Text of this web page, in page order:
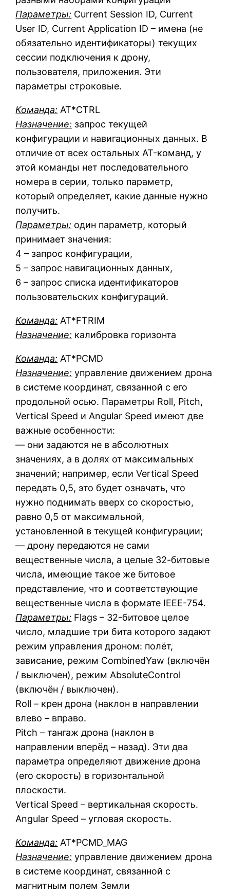
Параметры: Current Session ID, Current
User ID, Current Application ID – имена (не
обязательно идентификаторы) текущих
сессии подключения к дрону,
пользователя, приложения. Эти
параметры строковые.
Команда: AT*CTRL
Назначение: запрос текущей
конфигурации и навигационных данных. В
отличие от всех остальных AT-команд, у
этой команды нет последовательного
номера в серии, только параметр,
который определяет, какие данные нужно
получить.
Параметры: один параметр, который
принимает значения:
4 – запрос конфигурации,
5 – запрос навигационных данных,
6 – запрос списка идентификаторов
пользовательских конфигураций.
Команда: AT*FTRIM
Назначение: калибровка горизонта
Команда: AT*PCMD
Назначение: управление движением дрона
в системе координат, связанной с его
продольной осью. Параметры Roll, Pitch,
Vertical Speed и Angular Speed имеют две
важные особенности:
— они задаются не в абсолютных
значениях, а в долях от максимальных
значений; например, если Vertical Speed
передать 0,5, это будет означать, что
нужно поднимать вверх со скоростью,
равно 0,5 от максимальной,
установленной в текущей конфигурации;
— дрону передаются не сами
вещественные числа, а целые 32-битовые
числа, имеющие такое же битовое
представление, что и соответствующие
вещественные числа в формате IEEE-754.
Параметры: Flags – 32-битовое целое
число, младшие три бита которого задают
режим управления дроном: полёт,
зависание, режим CombinedYaw (включён
/ выключен), режим AbsoluteControl
(включён / выключен).
Roll – крен дрона (наклон в направлении
влево – вправо.
Pitch – тангаж дрона (наклон в
направлении вперёд – назад). Эти два
параметра определяют движение дрона
(его скорость) в горизонтальной
плоскости.
Vertical Speed – вертикальная скорость.
Angular Speed – угловая скорость.
Команда: AT*PCMD_MAG
Назначение: управление движением дрона
в системе координат, связанной с
магнитным полем Земли